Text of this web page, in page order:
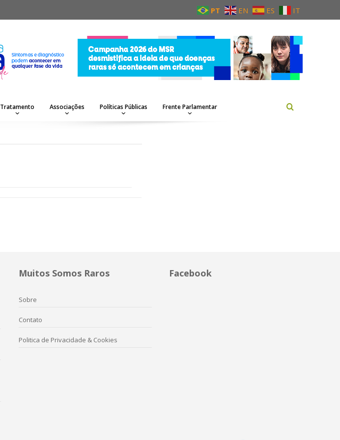
PT EN ES IT
Tratamento Associações Políticas Públicas Frente Parlamentar
Muitos Somos Raros
Sobre
Contato
Politica de Privacidade & Cookies
Facebook